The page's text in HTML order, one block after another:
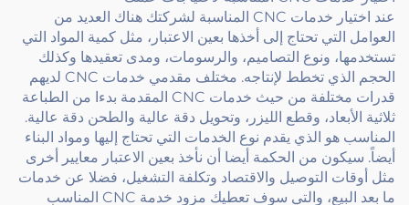
عند اختيار خدمات CNC المناسبة لشركتك هناك العديد من
العوامل التي تحتاج إلى أخذها بعين الاعتبار، مثل كمية المواد التي
تستخدمها، ونوع التصاميم، والرسومات، ومدى تعقيدها وكذلك
الحجم الذي تخطط لإنتاجه. مختلف مقدمي خدمات CNC لديهم
قدرات مختلفة من حيث خدمات CNC المقدمة بدءا من الطباعة
ثلاثية الأبعاد، وقطع الليزر، وتحويل دقة عالية والطحن دقة عالية.
المناسب هو الذي يقدم نوع الخدمات التي تحتاج إليها ومواد البناء
أيضاً. سيكون من الحكمة أيضا أن نأخذ بعين الاعتبار معايير أخرى
مثل أوقات التوصيل والاقتصاد وتكلفة التشغيل، فضلا عن خدمات
ما بعد البيع، والتي سوف تعطيك مزود خدمة CNC المناسب